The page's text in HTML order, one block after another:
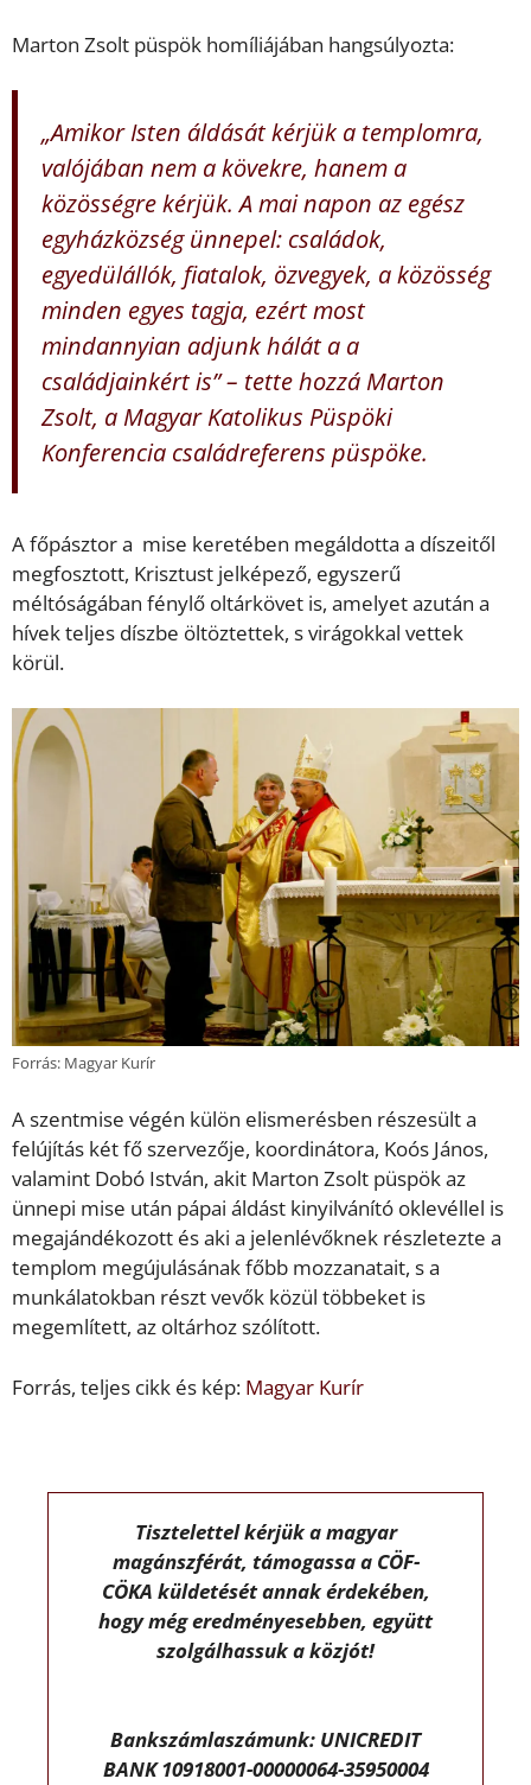
Marton Zsolt püspök homíliájában hangsúlyozta:
„Amikor Isten áldását kérjük a templomra,
valójában nem a kövekre, hanem a
közösségre kérjük. A mai napon az egész
egyházközség ünnepel: családok,
egyedülállók, fiatalok, özvegyek, a közösség
minden egyes tagja, ezért most
mindannyian adjunk hálát a a
családjainkért is” – tette hozzá Marton
Zsolt, a Magyar Katolikus Püspöki
Konferencia családreferens püspöke.
A főpásztor a mise keretében megáldotta a díszeitől
megfosztott, Krisztust jelképező, egyszerű
méltóságában fénylő oltárkövet is, amelyet azután a
hívek teljes díszbe öltöztettek, s virágokkal vettek
körül.
Forrás: Magyar Kurír
A szentmise végén külön elismerésben részesült a
felújítás két fő szervezője, koordinátora, Koós János,
valamint Dobó István, akit Marton Zsolt püspök az
ünnepi mise után pápai áldást kinyilvánító oklevéllel is
megajándékozott és aki a jelenlévőknek részletezte a
templom megújulásának főbb mozzanatait, s a
munkálatokban részt vevők közül többeket is
megemlített, az oltárhoz szólított.
Forrás, teljes cikk és kép: Magyar Kurír
Tisztelettel kérjük a magyar
magánszférát, támogassa a CÖF-
CÖKA küldetését annak érdekében,
hogy még eredményesebben, együtt
szolgálhassuk a közjót!
Bankszámlaszámunk: UNICREDIT
BANK 10918001-00000064-35950004